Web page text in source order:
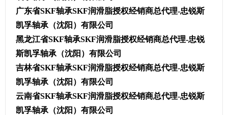
广东省SKF轴承SKF润滑脂授权经销商总代理-忠锐斯
凯孚轴承（沈阳）有限公司
黑龙江省SKF轴承SKF润滑脂授权经销商总代理-忠锐
斯凯孚轴承（沈阳）有限公司
吉林省SKF轴承SKF润滑脂授权经销商总代理-忠锐斯
凯孚轴承（沈阳）有限公司
云南省SKF轴承SKF润滑脂授权经销商总代理-忠锐斯
凯孚轴承（沈阳）有限公司